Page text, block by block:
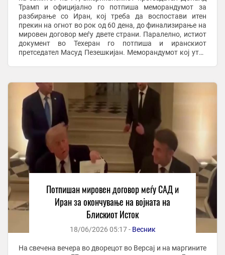
Трамп и официјално го потпиша меморандумот за
разбирање со Иран, кој треба да воспостави итен
прекин на огнот во рок од 60 дена, до финализирање на
мировен договор меѓу двете страни. Паралелно, истиот
документ во Техеран го потпиша и иранскиот
претседател Масуд Пезешкијан. Меморандумот кој утре
Потпишан мировен договор меѓу САД и
Иран за окончување на војната на
Блискиот Исток
18/06/2026 05:17 - Весник
На свечена вечера во дворецот во Версај и на маргините